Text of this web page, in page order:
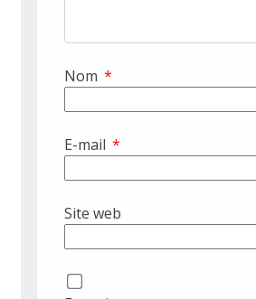
Nom *
E-mail *
Site web